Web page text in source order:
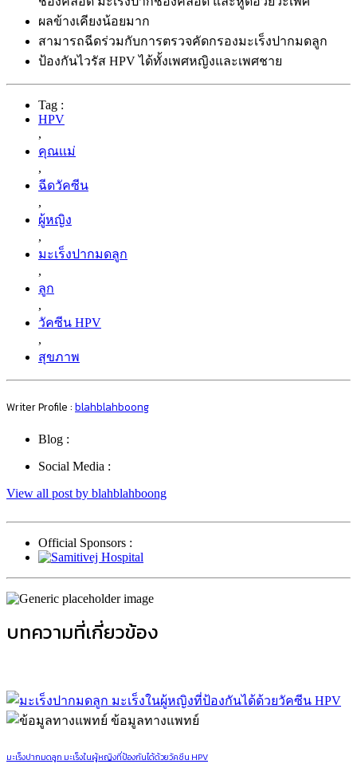
ผลข้างเคียงน้อยมาก
สามารถฉีดร่วมกับการตรวจคัดกรองมะเร็งปากมดลูก
ป้องกันไวรัส HPV ได้ทั้งเพศหญิงและเพศชาย
Tag :
HPV
,
คุณเเม่
,
ฉีดวัคซีน
,
ผู้หญิง
,
มะเร็งปากมดลูก
,
ลูก
,
วัคซีน HPV
,
สุขภาพ
Writer Profile : blahblahboong
Blog :
Social Media :
View all post by blahblahboong
Official Sponsors :
บทความที่เกี่ยวข้อง
ข้อมูลทางแพทย์
มะเร็งปากมดลูก มะเร็งในผู้หญิงที่ป้องกันได้ด้วยวัคซีน HPV